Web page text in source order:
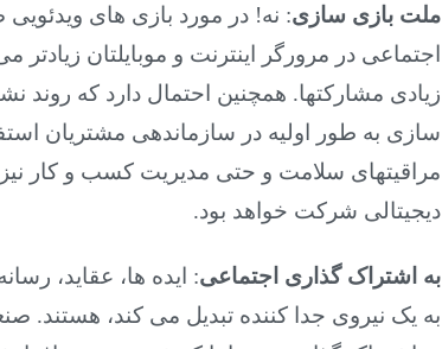
ملت بازی سازی: نه! در مورد بازی های ویدئویی
اجتماعی در مرورگر اینترنت و موبایلتان
زیادی مشارکتها. همچنین احتمال دارد که روند
سازی به طور اولیه در سازماندهی مشتریان
مراقیتهای سلامت و حتی مدیریت کسب و کار نیز
دیجیتالی شرکت خواهد بود.
به اشتراک گذاری اجتماعی: ایده ها، عقاید،
به یک نیروی جدا کننده تبدیل می کند، هستند.